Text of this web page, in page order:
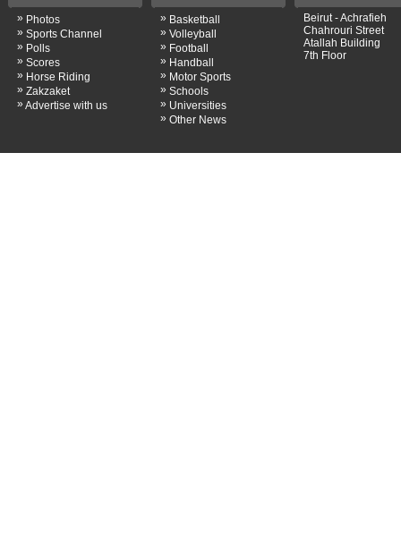
» Photos
» Sports Channel
» Polls
» Scores
» Horse Riding
» Zakzaket
» Advertise with us
» Basketball
» Volleyball
» Football
» Handball
» Motor Sports
» Schools
» Universities
» Other News
Beirut - Achrafieh
Chahrouri Street
Atallah Building
7th Floor